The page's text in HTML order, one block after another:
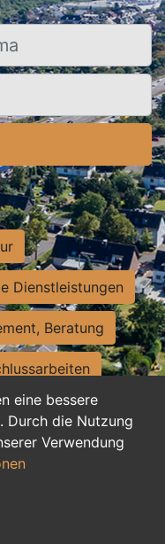
eine bessere
Durch die Nutzung
Verwendung
Dienstleistungen
Beratung